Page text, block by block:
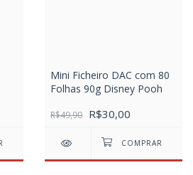
Mini Ficheiro DAC com 80
Folhas 90g Disney Pooh
R$49,90 R$30,00